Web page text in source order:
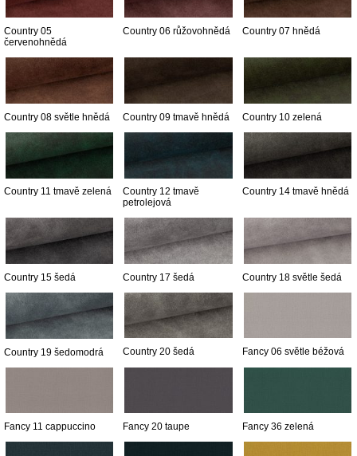
Country 05
červenohnědá
Country 06 růžovohnědá Country 07 hnědá
Country 08 světle hnědá Country 09 tmavě hnědá Country 10 zelená
Country 11 tmavě zelená
Country 12 tmavě
petrolejová
Country 14 tmavě hnědá
Country 15 šedá Country 17 šedá Country 18 světle šedá
Country 19 šedomodrá Country 20 šedá Fancy 06 světle béžová
Fancy 11 cappuccino Fancy 20 taupe Fancy 36 zelená